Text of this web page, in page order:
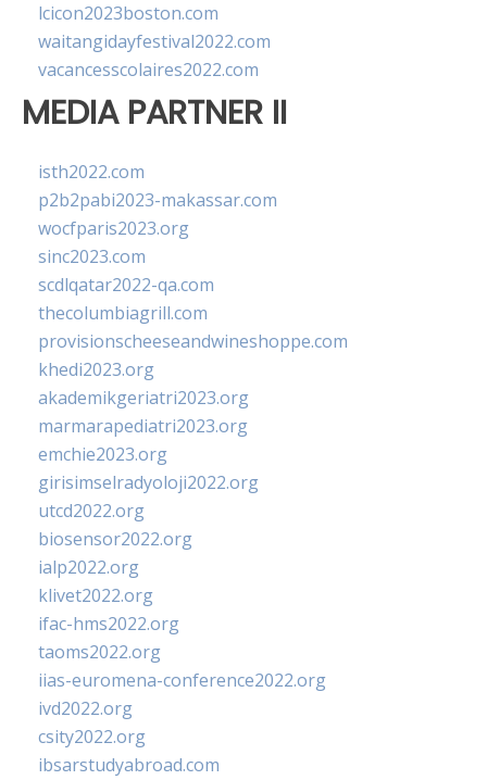
lcicon2023boston.com
waitangidayfestival2022.com
vacancesscolaires2022.com
MEDIA PARTNER II
isth2022.com
p2b2pabi2023-makassar.com
wocfparis2023.org
sinc2023.com
scdlqatar2022-qa.com
thecolumbiagrill.com
provisionscheeseandwineshoppe.com
khedi2023.org
akademikgeriatri2023.org
marmarapediatri2023.org
emchie2023.org
girisimselradyoloji2022.org
utcd2022.org
biosensor2022.org
ialp2022.org
klivet2022.org
ifac-hms2022.org
taoms2022.org
iias-euromena-conference2022.org
ivd2022.org
csity2022.org
ibsarstudyabroad.com